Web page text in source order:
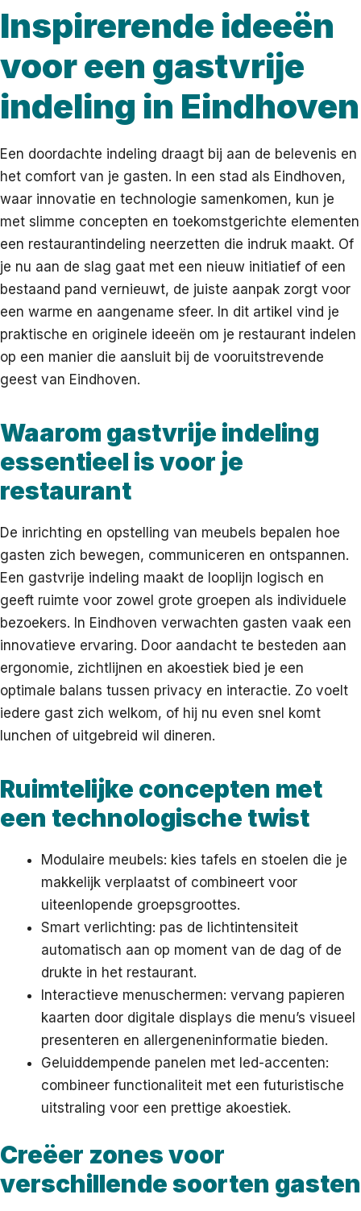
Inspirerende ideeën
voor een gastvrije
indeling in Eindhoven
Een doordachte indeling draagt bij aan de belevenis en
het comfort van je gasten. In een stad als Eindhoven,
waar innovatie en technologie samenkomen, kun je
met slimme concepten en toekomstgerichte elementen
een restaurantindeling neerzetten die indruk maakt. Of
je nu aan de slag gaat met een nieuw initiatief of een
bestaand pand vernieuwt, de juiste aanpak zorgt voor
een warme en aangename sfeer. In dit artikel vind je
praktische en originele ideeën om je restaurant indelen
op een manier die aansluit bij de vooruitstrevende
geest van Eindhoven.
Waarom gastvrije indeling
essentieel is voor je
restaurant
De inrichting en opstelling van meubels bepalen hoe
gasten zich bewegen, communiceren en ontspannen.
Een gastvrije indeling maakt de looplijn logisch en
geeft ruimte voor zowel grote groepen als individuele
bezoekers. In Eindhoven verwachten gasten vaak een
innovatieve ervaring. Door aandacht te besteden aan
ergonomie, zichtlijnen en akoestiek bied je een
optimale balans tussen privacy en interactie. Zo voelt
iedere gast zich welkom, of hij nu even snel komt
lunchen of uitgebreid wil dineren.
Ruimtelijke concepten met
een technologische twist
Modulaire meubels: kies tafels en stoelen die je
makkelijk verplaatst of combineert voor
uiteenlopende groepsgroottes.
Smart verlichting: pas de lichtintensiteit
automatisch aan op moment van de dag of de
drukte in het restaurant.
Interactieve menuschermen: vervang papieren
kaarten door digitale displays die menu’s visueel
presenteren en allergeneninformatie bieden.
Geluiddempende panelen met led-accenten:
combineer functionaliteit met een futuristische
uitstraling voor een prettige akoestiek.
Creëer zones voor
verschillende soorten gasten